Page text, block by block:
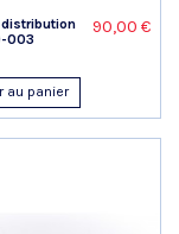
003
90,00 €
au panier